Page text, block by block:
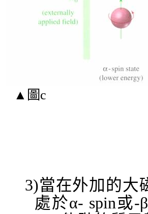
▲ 圖c
3)當在外加的大
處於α- spin或-